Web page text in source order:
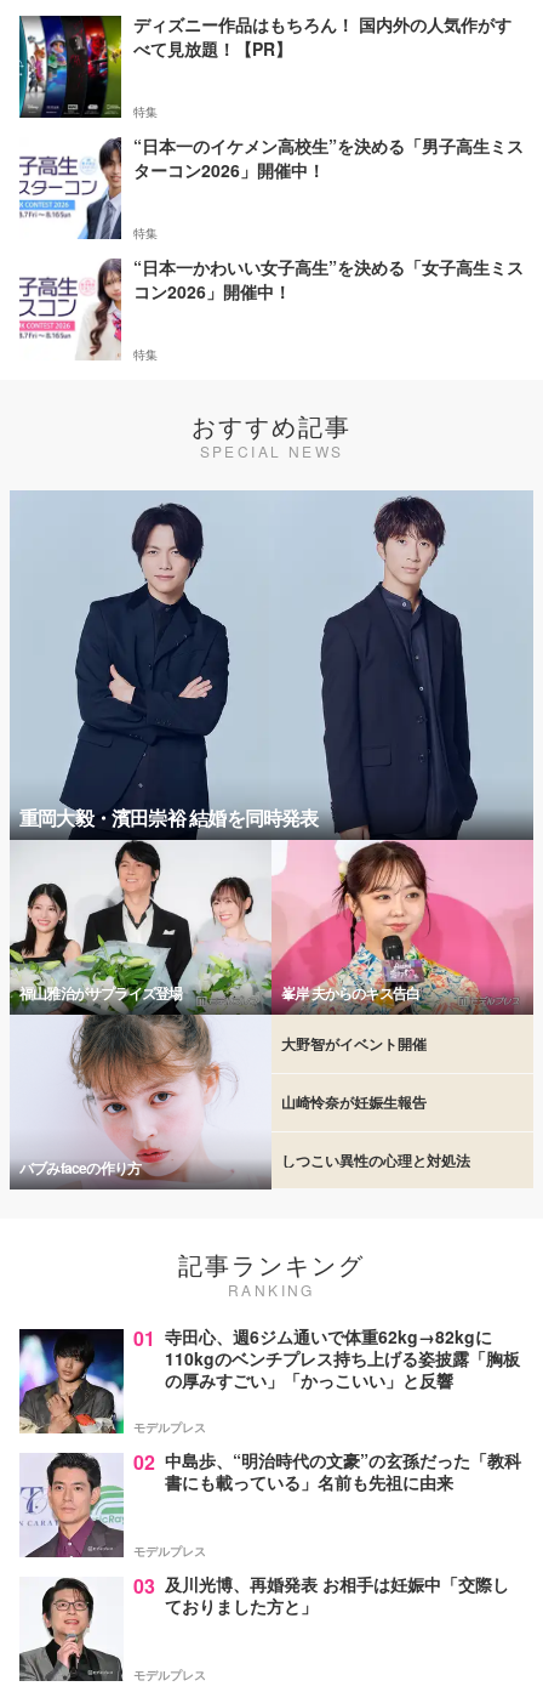
ディズニー作品はもちろん！ 国内外の人気作がす
べて見放題！【PR】
特集
“日本一のイケメン高校生”を決める「男子高生ミス
ターコン2026」開催中！
特集
“日本一かわいい女子高生”を決める「女子高生ミス
コン2026」開催中！
特集
おすすめ記事
SPECIAL NEWS
重岡大毅・濱田崇裕 結婚を同時発表
福山雅治がサプライズ登場 峯岸 夫からのキス告白
バブみfaceの作り方
大野智がイベント開催
山崎怜奈が妊娠生報告
しつこい異性の心理と対処法
記事ランキング
RANKING
01 寺田心、週6ジム通いで体重62kg→82kgに
110kgのベンチプレス持ち上げる姿披露「胸板
の厚みすごい」「かっこいい」と反響
モデルプレス
02 中島歩、“明治時代の文豪”の玄孫だった「教科
書にも載っている」名前も先祖に由来
モデルプレス
03 及川光博、再婚発表 お相手は妊娠中「交際し
ておりました方と」
モデルプレス